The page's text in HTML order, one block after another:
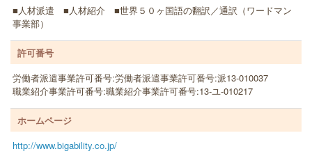
■人材派遣 ■人材紹介 ■世界５０ヶ国語の翻訳／通訳（ワードマン
事業部）
許可番号
労働者派遣事業許可番号:労働者派遣事業許可番号:派13-010037
職業紹介事業許可番号:職業紹介事業許可番号:13-ユ-010217
ホームページ
http://www.bigability.co.jp/